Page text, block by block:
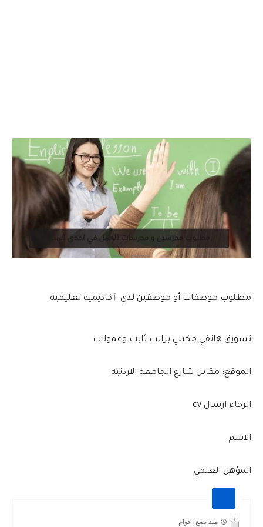
مطلوب موظفات أو موظفين لدي ٱكاديميه تعليميه
تسويق هاتفي مكتبي براتب ثابت وعمولات
الموقع: مقابل شارع الجامعه الاردنيه
الرجاء ارسال cv
الاسم
المؤهل العلمي
منذ بضع اعوام